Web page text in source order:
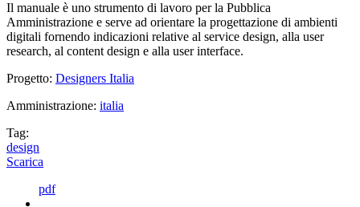
Il manuale è uno strumento di lavoro per la Pubblica
Amministrazione e serve ad orientare la progettazione di ambienti
digitali fornendo indicazioni relative al service design, alla user
research, al content design e alla user interface.
Progetto: Designers Italia
Amministrazione: italia
Tag:
design
Scarica
pdf